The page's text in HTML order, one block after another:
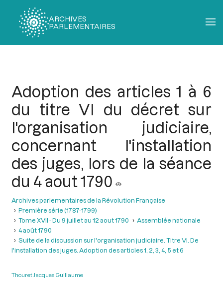
ARCHIVES
PARLEMENTAIRES
Adoption des articles 1 à 6
du titre VI du décret sur
l'organisation judiciaire,
concernant l'installation
des juges, lors de la séance
du 4 aout 1790
Archives parlementaires de la Révolution Française
Première série (1787-1799)
Tome XVII - Du 9 juillet au 12 aout 1790
Assemblée nationale
4 août 1790
Suite de la discussion sur l'organisation judiciaire. Titre VI. De
l'installation des juges. Adoption des articles 1, 2, 3, 4, 5 et 6
Thouret Jacques Guillaume